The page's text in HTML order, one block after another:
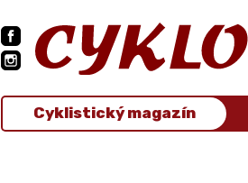
Cyklistický magazín